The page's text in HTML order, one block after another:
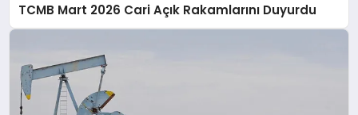
TCMB Mart 2026 Cari Açık Rakamlarını Duyurdu